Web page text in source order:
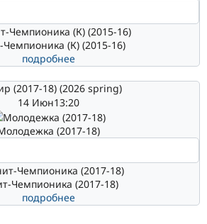
Чемпионика (К) (2015-16)
подробнее
(2017-18) (2026 spring)
14 Июн13:20
(2017-18)
Чемпионика (2017-18)
подробнее